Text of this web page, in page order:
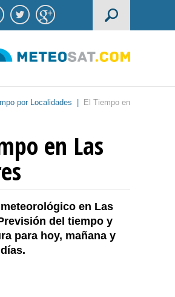
por Localidades
El Tiempo en
en Las
en Las
del tiempo y
para hoy, mañana y